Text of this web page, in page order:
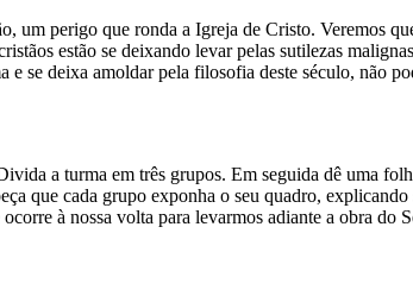
um perigo que ronda a Igreja de Cristo. Veremos
estão se deixando levar pelas sutilezas
e se deixa amoldar pela filosofia deste século,
a turma em três grupos. Em seguida dê uma
que cada grupo exponha o seu quadro,
à nossa volta para levarmos adiante a obra do